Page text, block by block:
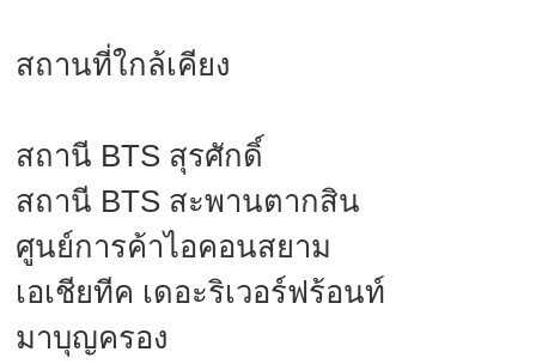
สถานที่ใกล้เคียง
สถานี BTS สุรศักดิ์
สถานี BTS สะพานตากสิน
ศูนย์การค้าไอคอนสยาม
เอเชียทีค เดอะริเวอร์ฟร้อนท์
มาบุญครอง